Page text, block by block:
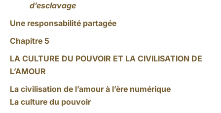
d’esclavage
Une responsabilité partagée
Chapitre 5
LA CULTURE DU POUVOIR ET LA CIVILISATION DE
L’AMOUR
La civilisation de l’amour à l’ère numérique
La culture du pouvoir